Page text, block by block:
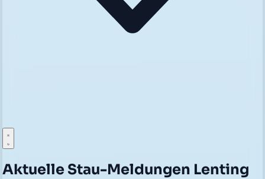
Aktuelle Stau-Meldungen Lenting